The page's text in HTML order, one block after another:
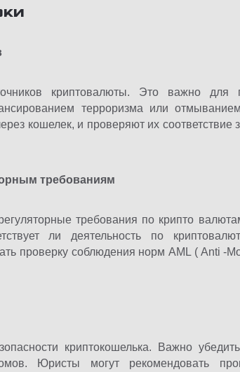
криптовалюты. Это важно для
терроризма или
кошелек, и проверяют их соответствие
требованиям
требования по крипто
ли деятельность по
проверку соблюдения норм AML ( Anti -
криптокошелька. Важно
Юристы могут рекомендовать